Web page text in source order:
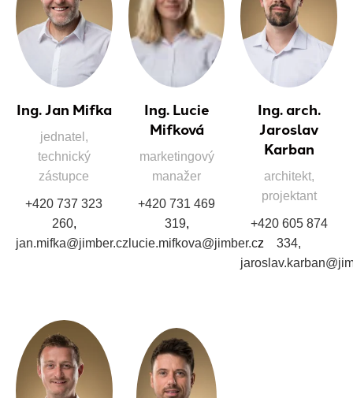
Ing. Jan Mifka
jednatel,
technický
zástupce
+420 737 323
260,
jan.mifka@jimber.cz
Ing. Lucie
Mifková
marketingový
manažer
+420 731 469
319,
lucie.mifkova@jimber.cz
Ing. arch.
Jaroslav
Karban
architekt,
projektant
+420 605 874
334,